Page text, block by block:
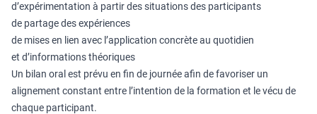
d’expérimentation à partir des situations des participants
de partage des expériences
de mises en lien avec l’application concrète au quotidien
et d’informations théoriques
Un bilan oral est prévu en fin de journée afin de favoriser un
alignement constant entre l’intention de la formation et le vécu de
chaque participant.